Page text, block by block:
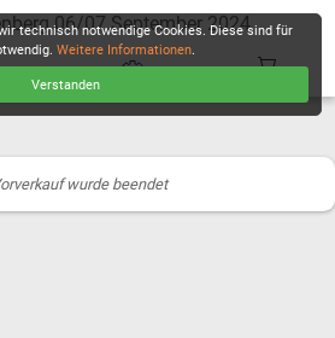
06/07.September 2024
wurde beendet
technisch notwendige Cookies. Diese sind für
Weitere Informationen.
Verstanden